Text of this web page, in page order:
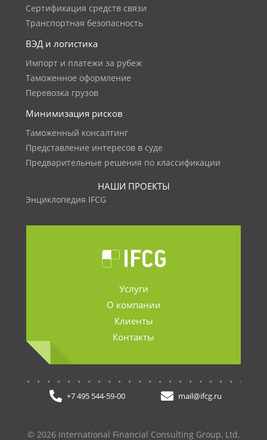
Сертификация средств связи
Транспортная безопасность
ВЭД и логистика
Импорт и платежи за рубеж
Таможенное оформление
Перевозка грузов
Минимизация рисков
Таможенный консалтинг
Представление интересов в суде
Предварительные решения по классификации
НАШИ ПРОЕКТЫ
Энциклопедия IFCG
Услуги
О компании
Клиенты
Контакты
+7 495 544-59-00 mail@ifcg.ru
© 2026 International Financial Consulting Group, Ltd.